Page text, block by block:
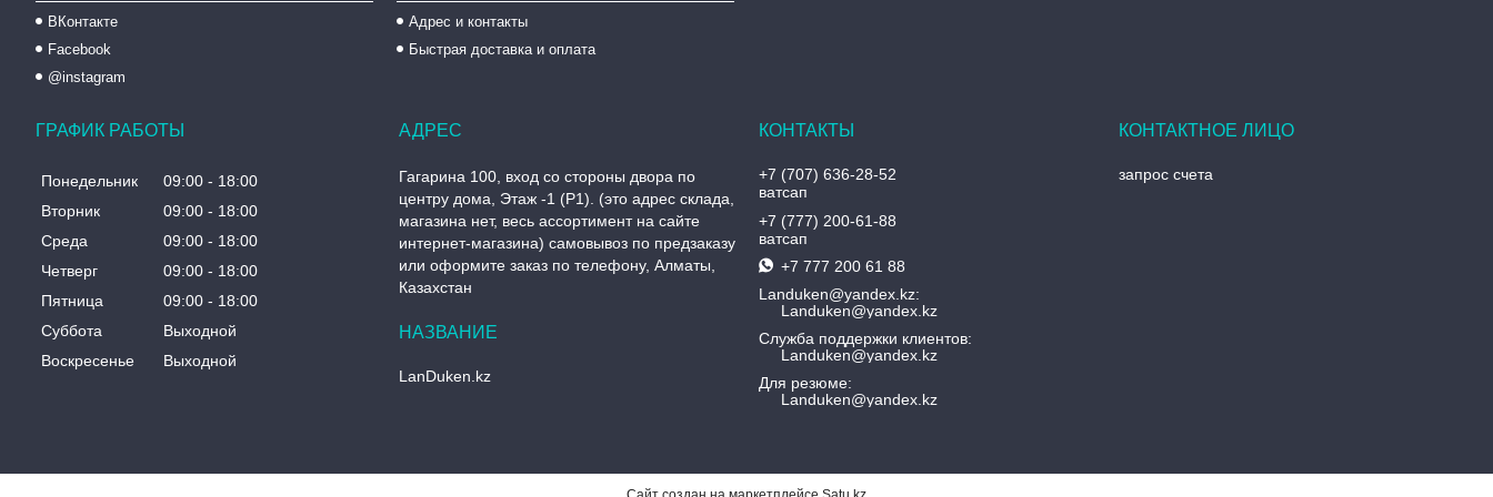
ВКонтакте
Facebook
@instagram
Адрес и контакты
Быстрая доставка и оплата
ГРАФИК РАБОТЫ
Понедельник 09:00
18:00
Вторник
09:00
18:00
Среда
09:00
18:00
Четверг
09:00
18:00
Пятница
09:00
18:00
Суббота
Выходной
Воскресенье
Выходной
Гагарина 100, вход со стороны двора по
центру дома, Этаж -1 (P1). (это адрес склада,
магазина нет, весь ассортимент на сайте
интернет-магазина) самовывоз по предзаказу
или оформите заказ по телефону, Алматы,
Казахстан
LanDuken.kz
+7 (707) 636-28-52
ватсап
+7 (777) 200-61-88
ватсап
+7 777 200 61 88
Landuken@yandex.kz
Landuken@yandex.kz
Служба поддержки клиентов
Landuken@yandex.kz
Для резюме
Landuken@yandex.kz
запрос счета